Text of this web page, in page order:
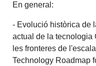
En general:
- Evolució històrica de
actual de la tecnologia
les fronteres de
Technology Roadmap